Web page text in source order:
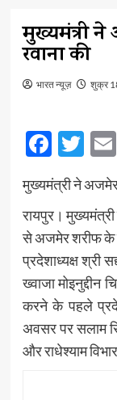
मुख्यमंत्री
रवाना की
भारत न्यूज़ शुक्र
मुख्यमंत्री ने अजमेर
रायपुर।
से अजमेर शरीफ के
प्रदेशाध्यक्ष श्री
ख्वाजा मोइनुद्दीन
करने के पहले
अवसर पर सलाम
और राधेश्याम